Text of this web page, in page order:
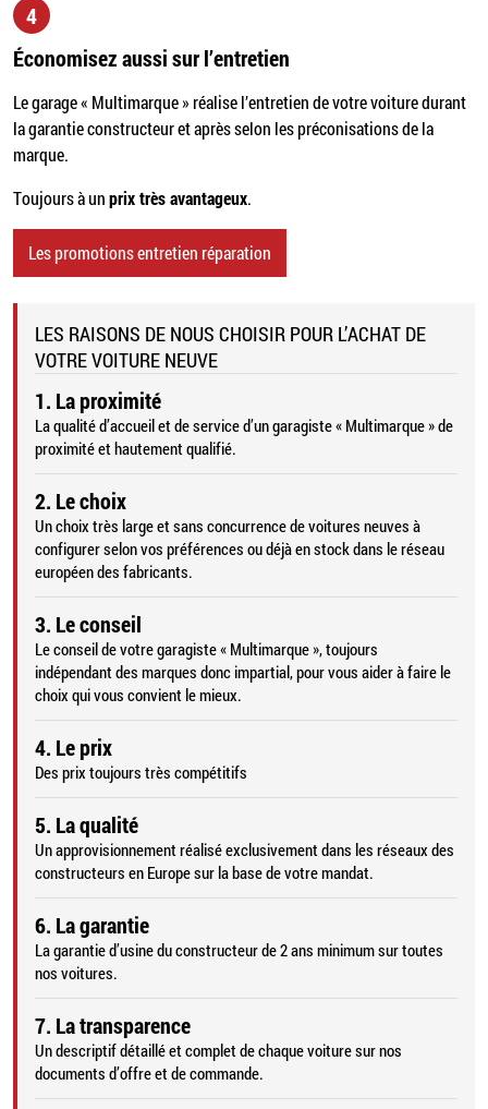
4
Économisez aussi sur l’entretien
Le garage « Multimarque » réalise l’entretien de votre voiture durant
la garantie constructeur et après selon les préconisations de la
marque.
Toujours à unprix très avantageux.
Les promotions entretien réparation
LES RAISONS DE NOUS CHOISIR POUR L’ACHAT DE
VOTRE VOITURE NEUVE
1. La proximité
La qualité d’accueil et de service d’un garagiste « Multimarque » de
proximité et hautement qualifié.
2. Le choix
Un choix très large et sans concurrence de voitures neuves à
configurer selon vos préférences ou déjà en stock dans le réseau
européen des fabricants.
3. Le conseil
Le conseil de votre garagiste « Multimarque », toujours
indépendant des marques donc impartial, pour vous aider à faire le
choix qui vous convient le mieux.
4. Le prix
Des prix toujours très compétitifs
5. La qualité
Un approvisionnement réalisé exclusivement dans les réseaux des
constructeurs en Europe sur la base de votre mandat.
6. La garantie
La garantie d’usine du constructeur de 2 ans minimum sur toutes
nos voitures.
7. La transparence
Un descriptif détaillé et complet de chaque voiture sur nos
documents d’offre et de commande.